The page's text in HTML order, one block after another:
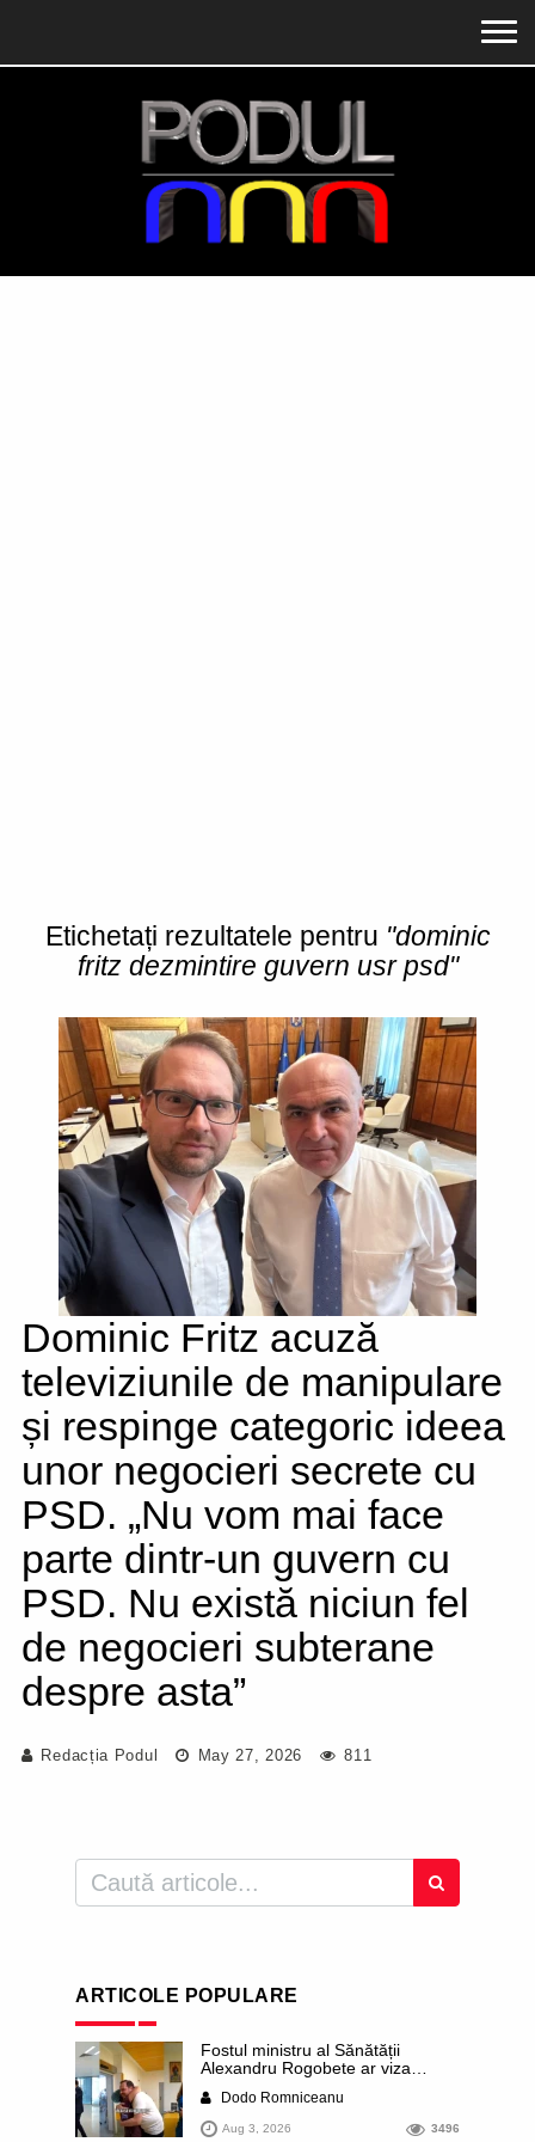
Etichetați rezultatele pentru "dominic
fritz dezmintire guvern usr psd"
Dominic Fritz acuză
televiziunile de manipulare
și respinge categoric ideea
unor negocieri secrete cu
PSD. „Nu vom mai face
parte dintr-un guvern cu
PSD. Nu există niciun fel
de negocieri subterane
despre asta”
Redacția Podul May 27, 2026 811
ARTICOLE POPULARE
Fostul ministru al Sănătății
Alexandru Rogobete ar viza
al orașului Timișoara. Pesedistul
publică imagini demne de Coreea
Dodo Romniceanu
Aug 3, 2026 3496